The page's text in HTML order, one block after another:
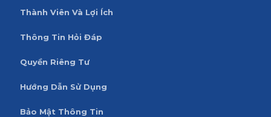
Thành Viên Và Lợi Ích
Thông Tin Hỏi Đáp
Quyền Riêng Tư
Hướng Dẫn Sử Dụng
Bảo Mật Thông Tin